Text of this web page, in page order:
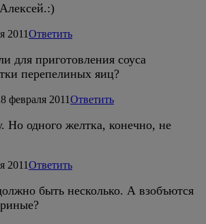
2011Ответить
для приготовления соуса
перепелиных яиц?
февраля 2011Ответить
Но одного желтка, конечно, не
2011Ответить
быть несколько. А взобъются